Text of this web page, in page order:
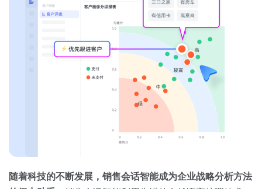
随着科技的不断发展，销售会话智能成为企业战略分析方法